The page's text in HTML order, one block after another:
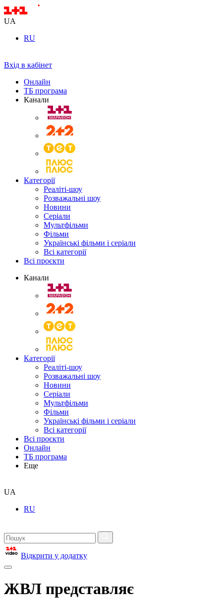
UA
RU
Вхід в кабінет
Онлайн
ТБ програма
Канали
Категорії
Реаліті-шоу
Розважальні шоу
Новини
Серіали
Мультфільми
Фільми
Українські фільми і серіали
Всі категорії
Всі проєкти
Канали
Категорії
Реаліті-шоу
Розважальні шоу
Новини
Серіали
Мультфільми
Фільми
Українські фільми і серіали
Всі категорії
Всі проєкти
Онлайн
ТБ програма
Еще
UA
RU
Відкрити у додатку
ЖВЛ представляє